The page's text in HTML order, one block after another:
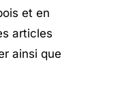
et en
articles
ainsi que